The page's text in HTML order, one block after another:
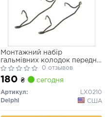
Монтажний набір
гальмівних колодок передн
VOLVO S60 I, S80 I, V70 I,
V70 II, XC70 I ABARTH 124
SPIDER AUDI 100 C3, 100 C4,
200 C3, A2, A3, A4 B5, A4 B6,
A4 B7, A6 C4, A6 C5 1.2D-6.0
0 отзывов
180 ₴ сегодня
Артикул:
LX0210
Delphi
США